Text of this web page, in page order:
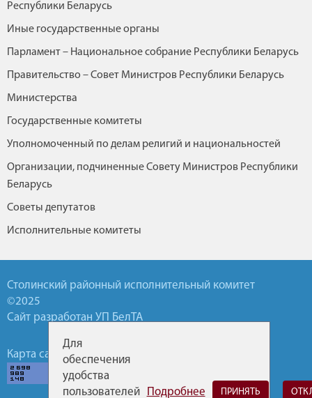
Республики Беларусь
Иные государственные органы
Парламент – Национальное собрание Республики Беларусь
Правительство – Совет Министров Республики Беларусь
Министерства
Государственные комитеты
Уполномоченный по делам религий и национальностей
Организации, подчиненные Совету Министров Республики
Беларусь
Советы депутатов
Исполнительные комитеты
Столинский районный исполнительный комитет
©2025
Сайт разработан УП БелТА
Карта сайта Обратная связь
Для
обеспечения
удобства
пользователей
Подробнее ПРИНЯТЬ